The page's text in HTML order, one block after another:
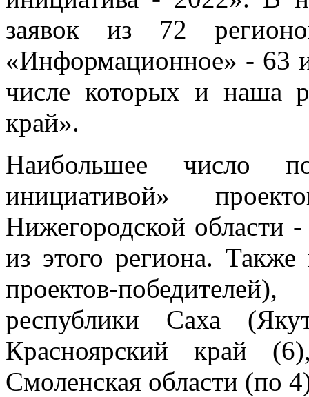
заявок из 72
«Информационное» - 63
числе которых и наша
край».
Наибольшее число
инициативой»
Нижегородской области
из этого региона.
проектов-
республики Саха
Красноярский край
Смоленская области (по